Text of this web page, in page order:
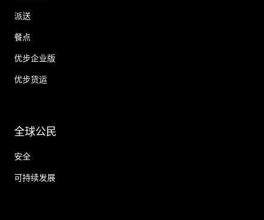
派送
餐点
优步企业版
优步货运
全球公民
安全
可持续发展